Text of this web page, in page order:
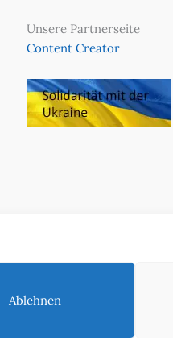
Ablehnen
Unsere Partnerseite
Content Creator